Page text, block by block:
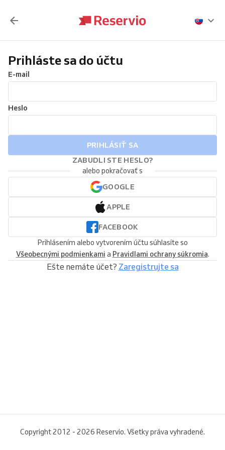
Prihláste sa do účtu
E-mail
Heslo
PRIHLÁSIŤ SA
ZABUDLI STE HESLO?
alebo pokračovať s
GOOGLE
APPLE
FACEBOOK
Prihlásením alebo vytvorením účtu súhlasíte so
Všeobecnými podmienkami a Pravidlami ochrany súkromia.
Ešte nemáte účet? Zaregistrujte sa
Copyright 2012 - 2026 Reservio. Všetky práva vyhradené.